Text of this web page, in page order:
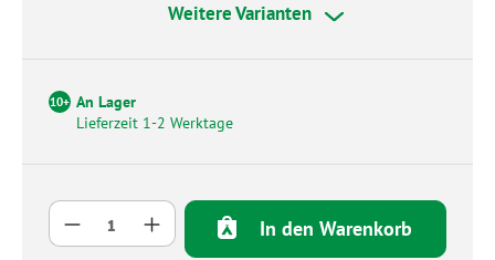
Weitere Varianten
10+ An Lager
Lieferzeit 1-2 Werktage
Produkt Anzahl: Gib den gewünschten
In den Warenkorb